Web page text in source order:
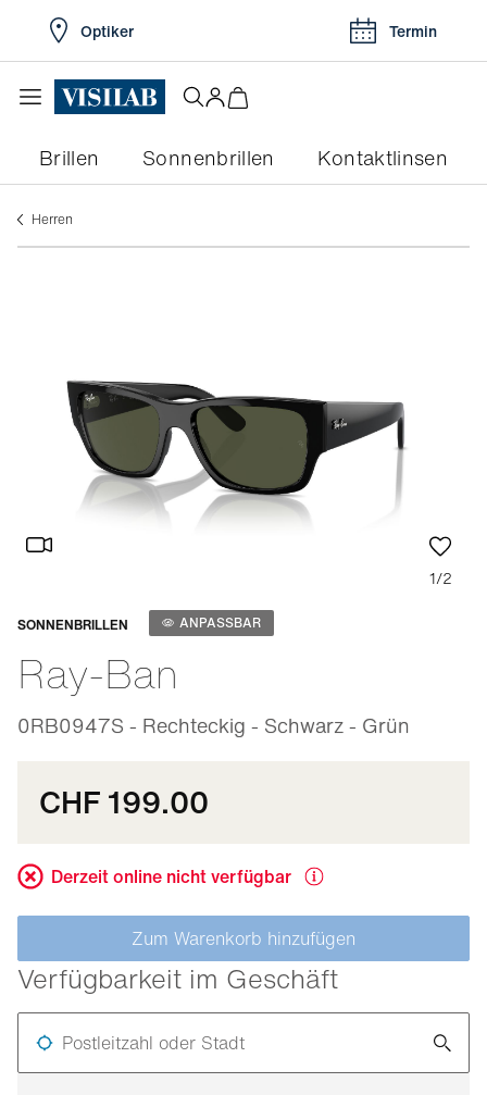
Optiker Termin
Brillen Sonnenbrillen Kontaktlinsen
herren
1/2
SONNENBRILLEN ANPASSBAR
Ray-Ban
0RB0947S - Rechteckig - Schwarz - Grün
Anpassbar
CHF 199.00
Derzeit online nicht verfügbar
Zum Warenkorb hinzufügen
Verfügbarkeit im Geschäft
Postleitzahl oder Stadt